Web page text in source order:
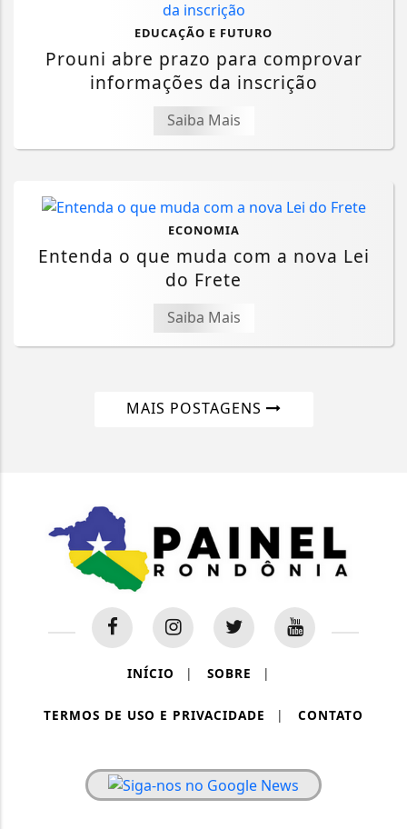
EDUCAÇÃO E FUTURO
Prouni abre prazo para comprovar
informações da inscrição
Saiba Mais
ECONOMIA
Entenda o que muda com a nova Lei
do Frete
Saiba Mais
MAIS POSTAGENS
INÍCIO | SOBRE |
TERMOS DE USO E PRIVACIDADE | CONTATO